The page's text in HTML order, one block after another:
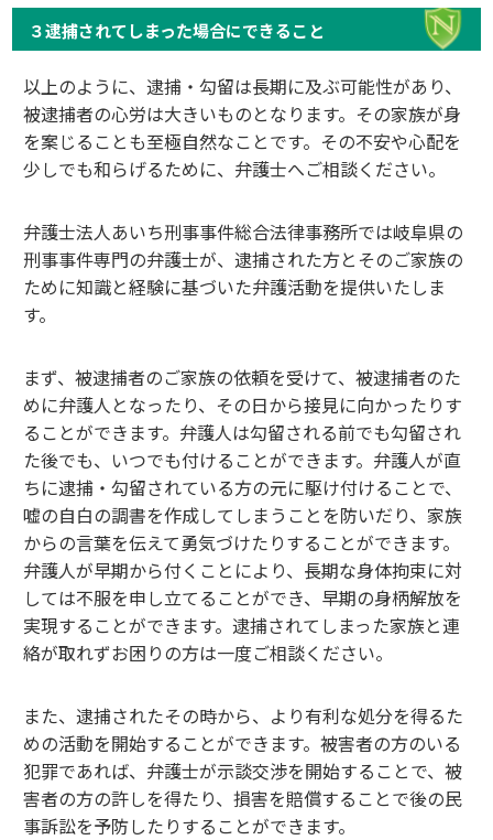
３逮捕されてしまった場合にできること
以上のように、逮捕・勾留は長期に及ぶ可能性があり、
被逮捕者の心労は大きいものとなります。その家族が身
を案じることも至極自然なことです。その不安や心配を
少しでも和らげるために、弁護士へご相談ください。
弁護士法人あいち刑事事件総合法律事務所では岐阜県の
刑事事件専門の弁護士が、逮捕された方とそのご家族の
ために知識と経験に基づいた弁護活動を提供いたしま
す。
まず、被逮捕者のご家族の依頼を受けて、被逮捕者のた
めに弁護人となったり、その日から接見に向かったりす
ることができます。弁護人は勾留される前でも勾留され
た後でも、いつでも付けることができます。弁護人が直
ちに逮捕・勾留されている方の元に駆け付けることで、
嘘の自白の調書を作成してしまうことを防いだり、家族
からの言葉を伝えて勇気づけたりすることができます。
弁護人が早期から付くことにより、長期な身体拘束に対
しては不服を申し立てることができ、早期の身柄解放を
実現することができます。逮捕されてしまった家族と連
絡が取れずお困りの方は一度ご相談ください。
また、逮捕されたその時から、より有利な処分を得るた
めの活動を開始することができます。被害者の方のいる
犯罪であれば、弁護士が示談交渉を開始することで、被
害者の方の許しを得たり、損害を賠償することで後の民
事訴訟を予防したりすることができます。